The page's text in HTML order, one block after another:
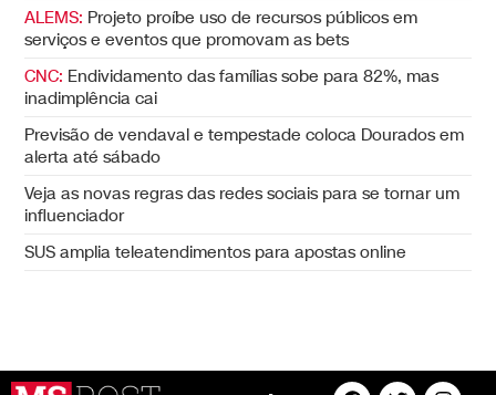
ALEMS: Projeto proíbe uso de recursos públicos em
serviços e eventos que promovam as bets
CNC: Endividamento das famílias sobe para 82%, mas
inadimplência cai
Previsão de vendaval e tempestade coloca Dourados em
alerta até sábado
Veja as novas regras das redes sociais para se tornar um
influenciador
SUS amplia teleatendimentos para apostas online